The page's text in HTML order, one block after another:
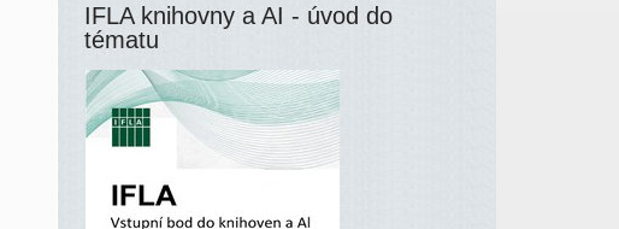
IFLA knihovny a AI - úvod do
tématu